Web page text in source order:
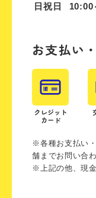
日祝日
10:00
お支払い
クレジット
カード
※各種お支払い
舗までお問い合
※上記の他、現